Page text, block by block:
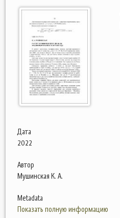
Дата
2022
Автор
Мушинская К. А.
Metadata
Показать полную информацию